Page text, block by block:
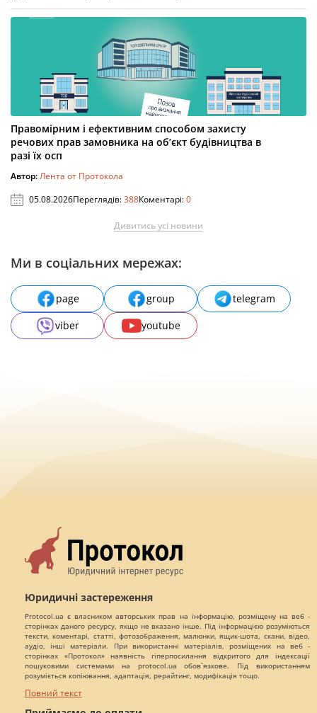
Правомірним і ефективним способом захисту
речових прав замовника на об’єкт будівництва в
разі їх осп
Автор:Лента от Протокола
05.08.2026Переглядів:388Коментарі:0
Дивитись усі новини
Ми в соціальних мережах:
page group
telegram
viber
youtube
Юридичні застереження
Protocol.ua є власником авторських прав на інформацію, розміщену на веб -
сторінках даного ресурсу, якщо не вказано інше. Під інформацією розуміються
тексти, коментарі, статті, фотозображення, малюнки, ящик-шота, скани, відео,
аудіо, інші матеріали. При використанні матеріалів, розміщених на веб -
сторінках «Протокол» наявність гіперпосилання відкритого для індексації
пошуковими системами на protocol.ua обов`язкове. Під використанням
розуміється копіювання, адаптація, рерайтинг, модифікація тощо.
Повний текст